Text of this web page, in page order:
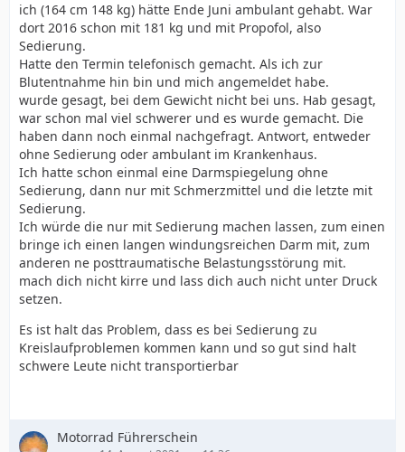
ich (164 cm 148 kg) hätte Ende Juni ambulant gehabt. War
dort 2016 schon mit 181 kg und mit Propofol, also
Sedierung.
Hatte den Termin telefonisch gemacht. Als ich zur
Blutentnahme hin bin und mich angemeldet habe.
wurde gesagt, bei dem Gewicht nicht bei uns. Hab gesagt,
war schon mal viel schwerer und es wurde gemacht. Die
haben dann noch einmal nachgefragt. Antwort, entweder
ohne Sedierung oder ambulant im Krankenhaus.
Ich hatte schon einmal eine Darmspiegelung ohne
Sedierung, dann nur mit Schmerzmittel und die letzte mit
Sedierung.
Ich würde die nur mit Sedierung machen lassen, zum einen
bringe ich einen langen windungsreichen Darm mit, zum
anderen ne posttraumatische Belastungsstörung mit.
mach dich nicht kirre und lass dich auch nicht unter Druck
setzen.
Es ist halt das Problem, dass es bei Sedierung zu
Kreislaufproblemen kommen kann und so gut sind halt
schwere Leute nicht transportierbar
Motorrad Führerschein